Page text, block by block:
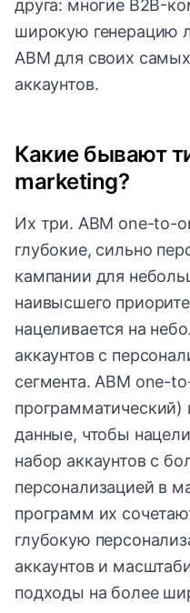
друга: многие B2B-
широкую генерацию
ABM для своих
аккаунтов.
Какие бывают
marketing?
Их три. ABM one-to-
глубокие, сильно
кампании для
наивысшего
нацеливается на
аккаунтов с
сегмента. ABM one-
программатический)
данные, чтобы
набор аккаунтов с
персонализацией в
программ их
глубокую
аккаунтов и
подходы на более